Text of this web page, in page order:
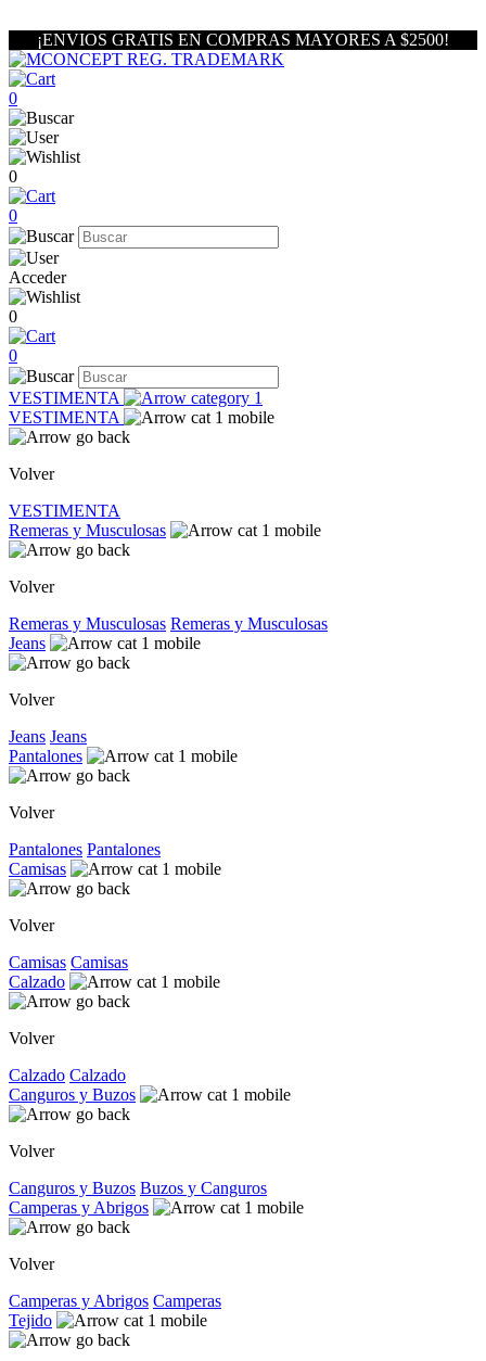
¡ENVIOS GRATIS EN COMPRAS MAYORES A $2500!
0
0
0
Acceder
0
0
VESTIMENTA
VESTIMENTA
Volver
VESTIMENTA
Remeras y Musculosas
Volver
Remeras y Musculosas Remeras y Musculosas
Jeans
Volver
Jeans Jeans
Pantalones
Volver
Pantalones Pantalones
Camisas
Volver
Camisas Camisas
Calzado
Volver
Calzado Calzado
Canguros y Buzos
Volver
Canguros y Buzos Buzos y Canguros
Camperas y Abrigos
Volver
Camperas y Abrigos Camperas
Tejido